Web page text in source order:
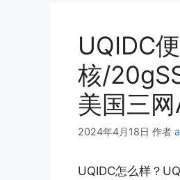
UQIDC
核/
美国三
2024年4月18日 作者
UQIDC怎么样？